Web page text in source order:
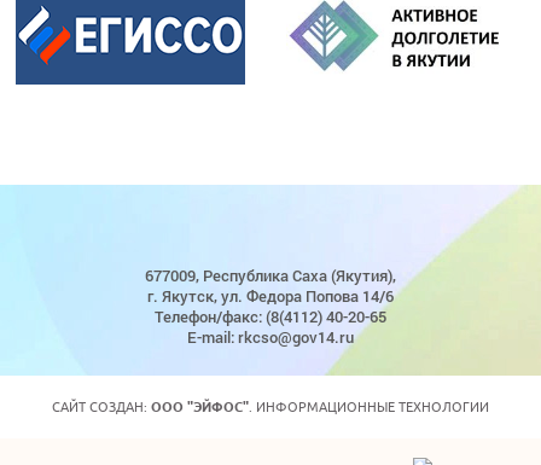
677009, Республика Саха (Якутия),
г. Якутск, ул. Федора Попова 14/6
Телефон/факс: (8(4112) 40-20-65
E-mail: rkcso@gov14.ru
САЙТ СОЗДАН: ООО "ЭЙФОС" . ИНФОРМАЦИОННЫЕ ТЕХНОЛОГИИ